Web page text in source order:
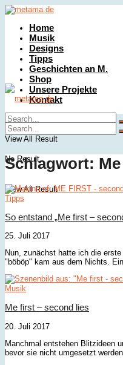
Home
Musik
Designs
Tipps
Geschichten an M.
Shop
Unsere Projekte
Kontakt
No Result
View All Result
No Result
View All Result
Schlagwort:
Tipps
So entstand „Me first –
25. Juli 2017
Nun, zunächst hatte ich die
"böböp" kam aus dem Nichts.
Musik
Me first – second lies
20. Juli 2017
Manchmal entstehen Blitzideen
bevor sie nicht umgesetzt